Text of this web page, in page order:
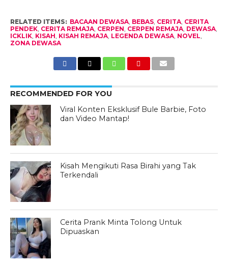
RELATED ITEMS: BACAAN DEWASA, BEBAS, CERITA, CERITA
PENDEK, CERITA REMAJA, CERPEN, CERPEN REMAJA, DEWASA,
ICKLIK, KISAH, KISAH REMAJA, LEGENDA DEWASA, NOVEL,
ZONA DEWASA
RECOMMENDED FOR YOU
Viral Konten Eksklusif Bule Barbie, Foto
dan Video Mantap!
Kisah Mengikuti Rasa Birahi yang Tak
Terkendali
Cerita Prank Minta Tolong Untuk
Dipuaskan